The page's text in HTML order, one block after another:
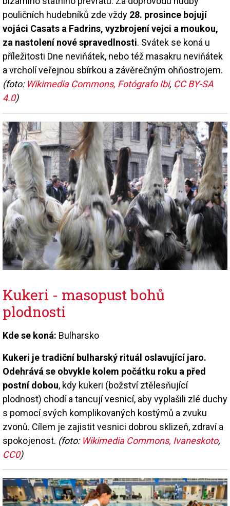
pouličních hudebníků zde vždy 28. prosince bojují
vojáci Casats a Fadrins, vyzbrojení vejci a moukou,
za nastolení nové spravedlnosti. Svátek se koná u
příležitosti Dne neviňátek, nebo též masakru neviňátek
a vrcholí veřejnou sbírkou a závěrečným ohňostrojem.
(foto: Wikimedia Commons, Fotógrafo Ibi, CC BY-SA
4.0)
Kukeri - masopust bohů
plodnosti
Kde se koná: Bulharsko
Kukeri je tradiční bulharský rituál oslavující jaro.
Odehrává se obvykle kolem počátku roku a před
postní dobou, kdy kukeri (božství ztělesňující
plodnost) chodí a tancují vesnicí, aby vyplašili zlé duchy
s pomocí svých komplikovaných kostýmů a zvuku
zvonů. Cílem je zajistit vesnici dobrou sklizeň, zdraví a
spokojenost. (foto: Wikimedia Commons, Ivaneskoto,
CC0)